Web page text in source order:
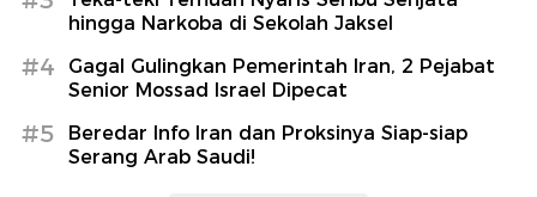
hingga Narkoba di Sekolah Jaksel
#4
Gagal Gulingkan Pemerintah Iran, 2 Pejabat
Senior Mossad Israel Dipecat
#5
Beredar Info Iran dan Proksinya Siap-siap
Serang Arab Saudi!